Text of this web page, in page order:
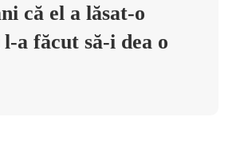
că el a lăsat-o
a făcut să-i dea o